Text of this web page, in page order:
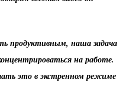
продуктивным, наша задача
на работе.
это в экстренном режиме